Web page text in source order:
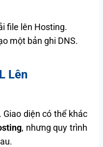
file lên Hosting.
một bản ghi DNS.
Lên
diện có thể khác
, nhưng quy trình